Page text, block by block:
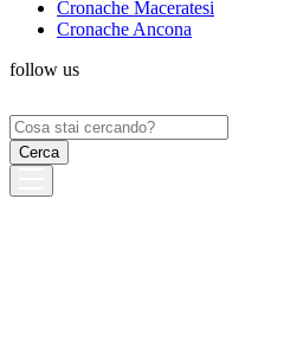
Cronache Maceratesi
Cronache Ancona
follow us
Ricerca
per: